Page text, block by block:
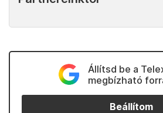
Állítsd be a
megbízható
Beállítom